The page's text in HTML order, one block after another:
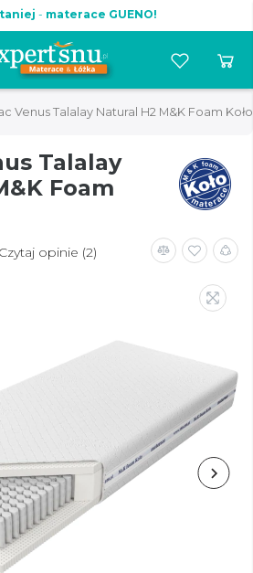
- materace GUENO!
Venus Talalay Natural H2 M&K Foam Koło
Talalay
Foam
opinie (2)